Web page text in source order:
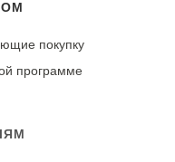
покупку
программе